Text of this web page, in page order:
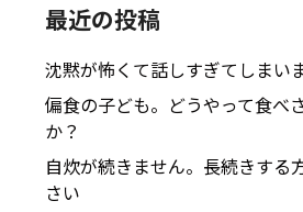
最近の投稿
沈黙が怖くて話しすぎてしまい
偏食の子ども。どうやって食べ
か？
自炊が続きません。長続きする
さい